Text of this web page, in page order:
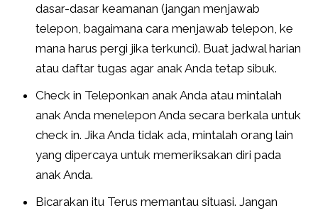
dasar-dasar keamanan (jangan menjawab
telepon, bagaimana cara menjawab telepon, ke
mana harus pergi jika terkunci). Buat jadwal harian
atau daftar tugas agar anak Anda tetap sibuk.
Check in Teleponkan anak Anda atau mintalah
anak Anda menelepon Anda secara berkala untuk
check in. Jika Anda tidak ada, mintalah orang lain
yang dipercaya untuk memeriksakan diri pada
anak Anda.
Bicarakan itu Terus memantau situasi. Jangan